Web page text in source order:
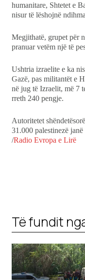
humanitare, Shtetet e
nisur të lëshojnë
Megjithatë, grupet për
pranuar vetëm një të
Ushtria izraelite e ka
Gazë, pas militantët e
në jug të Izraelit, më 7
rreth 240 pengje.
Autoritetet
31.000 palestinezë
/Radio Evropa e Lirë
Të fundit